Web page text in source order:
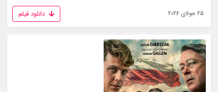
25 جولای 2026 دانلود فیلم